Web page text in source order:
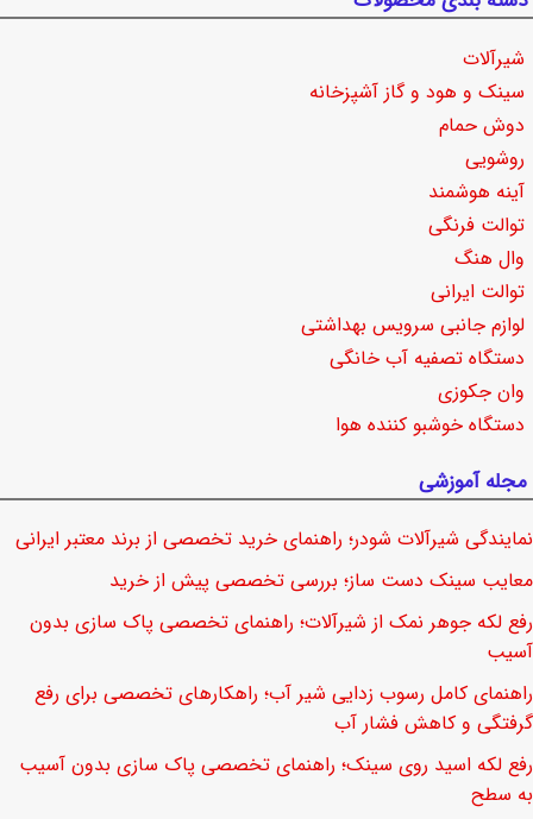
شیرآلات
سینک و هود و گاز آشپزخانه
دوش حمام
روشویی
آینه هوشمند
توالت فرنگی
وال هنگ
توالت ایرانی
لوازم جانبی سرویس بهداشتی
دستگاه تصفیه آب خانگی
وان جکوزی
دستگاه خوشبو کننده هوا
مجله آموزشی
نمایندگی شیرآلات شودر؛ راهنمای خرید تخصصی از برند معتبر ایرانی
معایب سینک دست ساز؛ بررسی تخصصی پیش از خرید
رفع لکه جوهر نمک از شیرآلات؛ راهنمای تخصصی پاک سازی بدون
آسیب
راهنمای کامل رسوب زدایی شیر آب؛ راهکارهای تخصصی برای رفع
گرفتگی و کاهش فشار آب
رفع لکه اسید روی سینک؛ راهنمای تخصصی پاک سازی بدون آسیب
به سطح